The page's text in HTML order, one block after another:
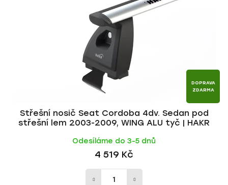
DOPRAVA
ZDARMA
Střešní nosič Seat Cordoba 4dv. Sedan pod
střešní lem 2003-2009, WING ALU tyč | HAKR
Odesíláme do 3-5 dnů
4 519 Kč